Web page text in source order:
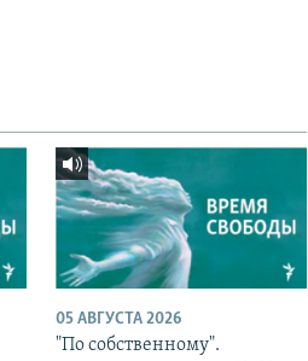
05 АВГУСТА 2026
"По собственному".